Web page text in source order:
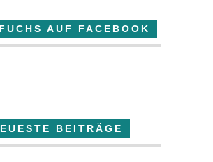
AUF FACEBOOK
BEITRÄGE